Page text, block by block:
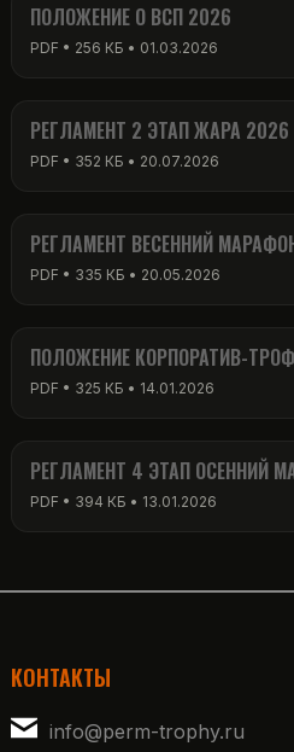
ПОЛОЖЕНИЕ О ВСП 2026
PDF • 256 КБ • 01.03.2026
РЕГЛАМЕНТ 2 ЭТАП ЖАРА 2026
PDF • 352 КБ • 20.07.2026
РЕГЛАМЕНТ ВЕСЕННИЙ
PDF • 335 КБ • 20.05.2026
ПОЛОЖЕНИЕ КОРПОРАТИВ-
PDF • 325 КБ • 14.01.2026
РЕГЛАМЕНТ 4 ЭТАП ОСЕННИЙ
PDF • 394 КБ • 13.01.2026
КОНТАКТЫ
info@perm-trophy.ru